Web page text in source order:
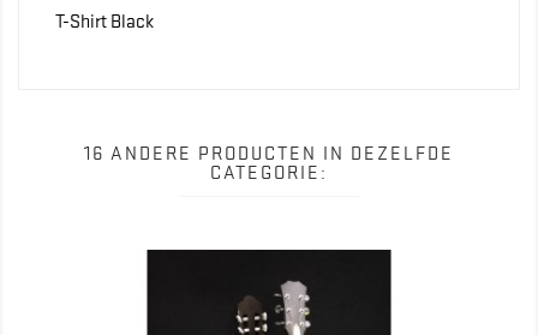
T-Shirt Black
16 ANDERE PRODUCTEN IN DEZELFDE
CATEGORIE: